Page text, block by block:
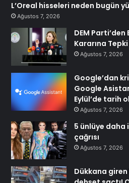
L’Oreal hisseleri neden bugün
Ağustos 7, 2026
DEM Parti’den
Kararına Tepki
Ağustos 7, 2026
Google’dan
Google
Eylül’de tarih
Ağustos 7, 2026
5 ünlüye daha
çağrısı
Ağustos 7, 2026
Dükkana